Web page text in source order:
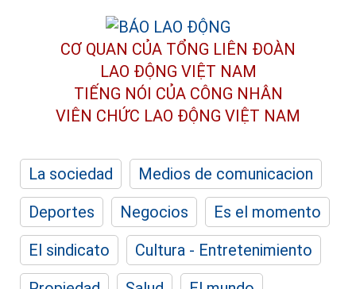
CƠ QUAN CỦA TỔNG LIÊN ĐOÀN
LAO ĐỘNG VIỆT NAM
TIẾNG NÓI CỦA CÔNG NHÂN
VIÊN CHỨC LAO ĐỘNG VIỆT NAM
La sociedad
Medios de comunicacion
Deportes
Negocios
Es el momento
El sindicato
Cultura - Entretenimiento